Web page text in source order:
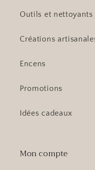
Outils et nettoyants
Créations
Encens
Promotions
Idées cadeaux
Mon compte